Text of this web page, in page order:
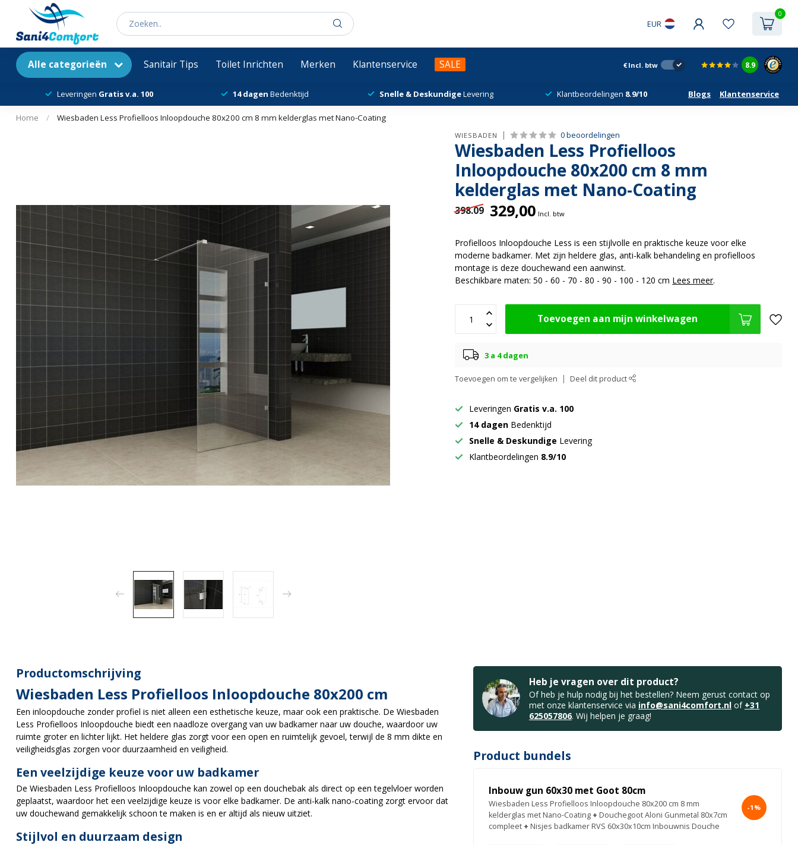
EUR
0
Alle categorieën Sanitair Tips Toilet Inrichten Merken Klantenservice SALE € Incl. btw 8.9
Leveringen Gratis v.a. 100 14 dagen Bedenktijd Snelle & DeskundigeLevering Klantbeordelingen 8.9/10 Blogs Klantenservice
Home / Wiesbaden Less Profielloos Inloopdouche 80x200 cm 8 mm kelderglas met Nano-Coating
WIESBADEN 0 beoordelingen
Wiesbaden Less Profielloos
Inloopdouche 80x200 cm 8 mm
kelderglas met Nano-Coating
398.09 329,00 Incl. btw
Profielloos Inloopdouche Less is een stijlvolle en praktische keuze voor elke
moderne badkamer. Met zijn heldere glas, anti-kalk behandeling en profielloos
montage is deze douchewand een aanwinst.
Beschikbare maten: 50 - 60 - 70 - 80 - 90 - 100 - 120 cm Lees meer.
Toevoegen aan mijn winkelwagen
3 a 4 dagen
Toevoegen om te vergelijken Deel dit product
Leveringen Gratis v.a. 100
14 dagen Bedenktijd
Snelle & Deskundige Levering
Klantbeordelingen 8.9/10
Productomschrijving
Wiesbaden Less Profielloos Inloopdouche 80x200 cm
Een inloopdouche zonder profiel is niet alleen een esthetische keuze, maar ook een praktische. De Wiesbaden
Less Profielloos Inloopdouche biedt een naadloze overgang van uw badkamer naar uw douche, waardoor uw
ruimte groter en lichter lijkt. Het heldere glas zorgt voor een open en ruimtelijk gevoel, terwijl de 8 mm dikte en
veiligheidsglas zorgen voor duurzaamheid en veiligheid.
Een veelzijdige keuze voor uw badkamer
De Wiesbaden Less Profielloos Inloopdouche kan zowel op een douchebak als direct op een tegelvloer worden
geplaatst, waardoor het een veelzijdige keuze is voor elke badkamer. De anti-kalk nano-coating zorgt ervoor dat
uw douchewand gemakkelijk schoon te maken is en er altijd als nieuw uitziet.
Stijlvol en duurzaam design
Heb je vragen over dit product?
Of heb je hulp nodig bij het bestellen? Neem gerust contact op
met onze klantenservice via info@sani4comfort.nl of +31
625057806. Wij helpen je graag!
Product bundels
Inbouw gun 60x30 met Goot 80cm
Wiesbaden Less Profielloos Inloopdouche 80x200 cm 8 mm
kelderglas met Nano-Coating + Douchegoot Aloni Gunmetal 80x7cm
compleet + Nisjes badkamer RVS 60x30x10cm Inbouwnis Douche
-1%